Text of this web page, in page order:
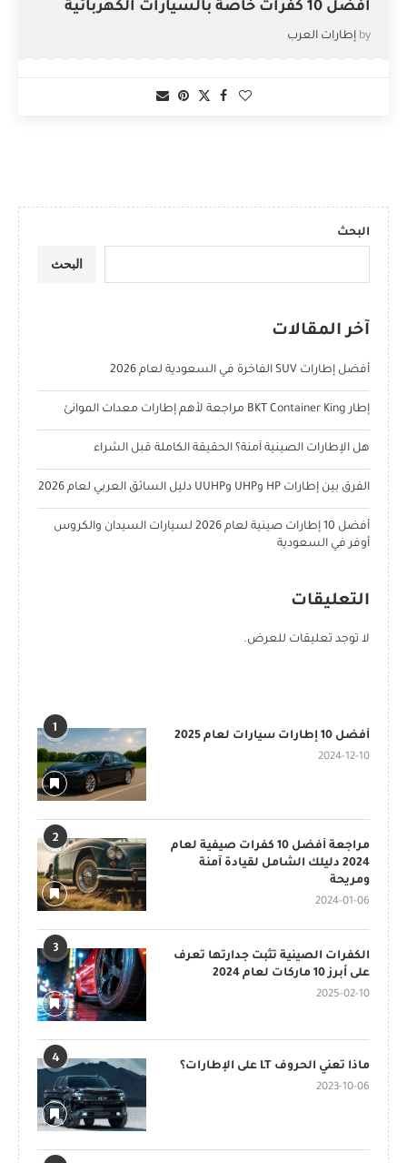
أفضل 10 كفرات خاصة بالسيارات الكهربائية
by إطارات العرب
البحث
البحث
آخر المقالات
أفضل إطارات SUV الفاخرة في السعودية لعام 2026
إطار BKT Container King مراجعة لأهم إطارات معدات الموانئ
هل الإطارات الصينية آمنة؟ الحقيقة الكاملة قبل الشراء
الفرق بين إطارات HP وUHP وUUHP دليل السائق العربي لعام 2026
أفضل 10 إطارات صينية لعام 2026 لسيارات السيدان والكروس
أوفر في السعودية
التعليقات
لا توجد تعليقات للعرض.
1
أفضل 10 إطارات سيارات لعام 2025
2024-12-10
2
مراجعة أفضل 10 كفرات صيفية لعام
2024 دليلك الشامل لقيادة آمنة
ومريحة
2024-01-06
3
الكفرات الصينية تثبت جدارتها تعرف
على أبرز 10 ماركات لعام 2024
2025-02-10
4
ماذا تعني الحروف LT على الإطارات؟
2023-10-06